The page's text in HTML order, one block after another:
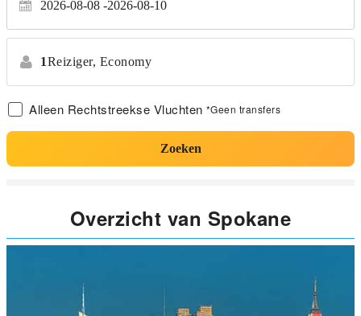
2026-08-08 2026-08-10
1Reiziger, Economy
Alleen Rechtstreekse Vluchten *Geen transfers
Zoeken
Overzicht van Spokane